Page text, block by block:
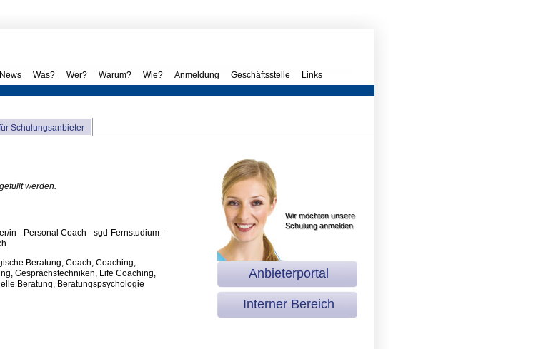
News Was? Wer? Warum? Wie? Anmeldung Geschäftsstelle Links
Schulungsanbieter
werden.
in - Personal Coach - sgd-Fernstudium -
Beratung, Coach, Coaching,
Gesprächstechniken, Life Coaching,
Beratung, Beratungspsychologie
Wir möchten unsere
Schulung anmelden
Anbieterportal
Interner Bereich